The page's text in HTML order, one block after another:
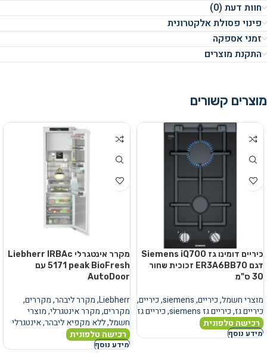
חוות דעת (0)
פינוי פסולת אלקטרונית
זמני אספקה
התקנת מוצרים
מוצרים קשורים
כיריים דומינו גז Siemens iQ700
דגם ER3A6BB70 זכוכית שחור
30 ס"מ
מוצרי חשמל,כיריים,
siemens
,כיריים,
כיריים גז,כיריים גז siemens ,כיריים גז
רכישה טלפונית
מידע נוסף
מקרר אינטגרלי Liebherr IRBAc
5171 peak BioFresh עם
AutoDoor
Liebherr
,מקרר ליבהר,מקררים,
מקררים,מקרר אינטגרלי,מוצרי
חשמל,ללא מקפיא ליבהר,אינטגרלי
רכישה טלפונית
מידע נוסף